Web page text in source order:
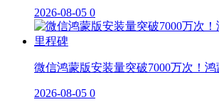
2026-08-05 0
微信鸿蒙版安装量突破7000万次！
2026-08-05 0